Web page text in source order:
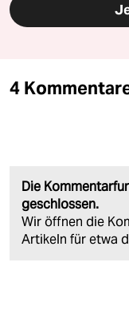
4
Die
geschlossen.
Wir öffnen die
Artikeln für etwa